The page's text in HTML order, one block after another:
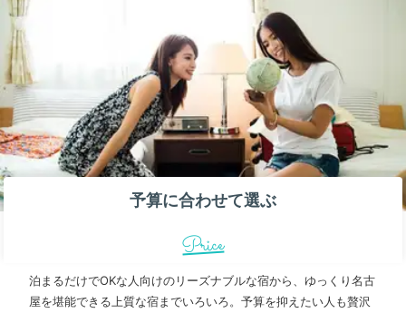
予算に合わせて選ぶ
Price
泊まるだけでOKな人向けのリーズナブルな宿から、ゆっくり名古
屋を堪能できる上質な宿までいろいろ。予算を抑えたい人も贅沢